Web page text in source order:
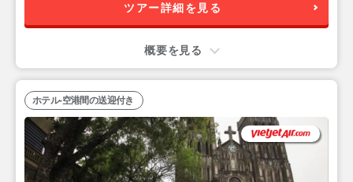
ツアー詳細を見る
概要を見る
ホテル-空港間の送迎付き